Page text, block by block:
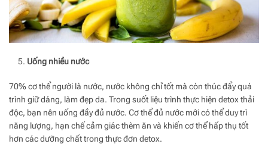
Uống nhiều nước
70% cơ thể người là nước, nước không chỉ tốt mà còn thúc đẩy quá
trình giữ dáng, làm đẹp da. Trong suốt liệu trình thực hiện detox thải
độc, bạn nên uống đầy đủ nước. Cơ thể đủ nước mới có thể duy trì
năng lượng, hạn chế cảm giác thèm ăn và khiến cơ thể hấp thụ tốt
hơn các dưỡng chất trong thực đơn detox.